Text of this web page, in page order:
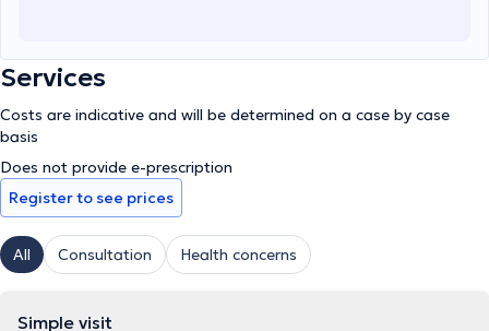
Services
Costs are indicative and will be determined on a case by case
basis
Does not provide e-prescription
Register to see prices
All Consultation Health concerns
Simple visit